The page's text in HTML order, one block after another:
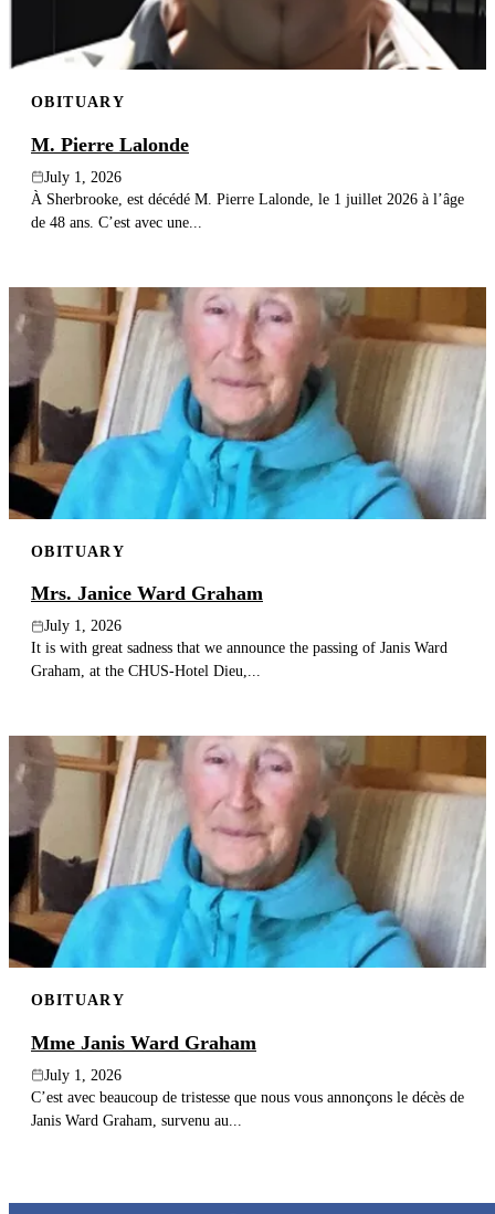
OBITUARY
M. Pierre Lalonde
July 1, 2026
À Sherbrooke, est décédé M. Pierre Lalonde, le 1 juillet 2026 à l’âge
de 48 ans. C’est avec une...
OBITUARY
Mrs. Janice Ward Graham
July 1, 2026
It is with great sadness that we announce the passing of Janis Ward
Graham, at the CHUS-Hotel Dieu,...
OBITUARY
Mme Janis Ward Graham
July 1, 2026
C’est avec beaucoup de tristesse que nous vous annonçons le décès de
Janis Ward Graham, survenu au...